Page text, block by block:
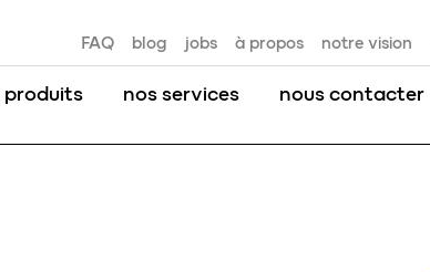
FAQ blog jobs à propos notre vision
produits nos services nous contacter